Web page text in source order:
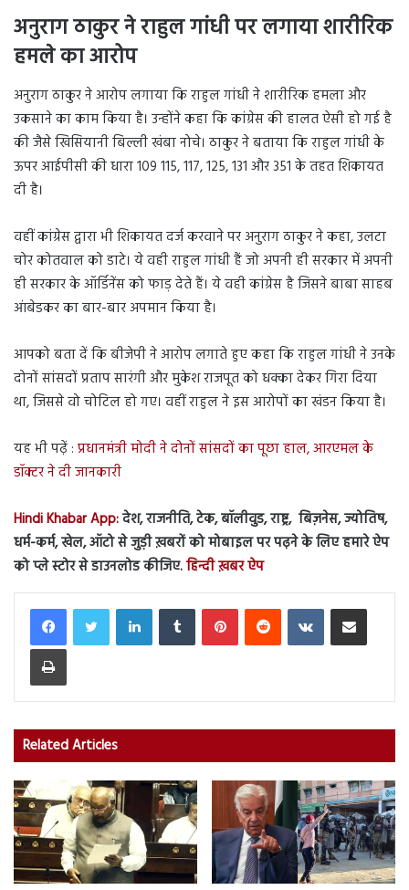
अनुराग ठाकुर ने राहुल गांधी पर लगाया शारीरिक
हमले का आरोप
अनुराग ठाकुर ने आरोप लगाया कि राहुल गांधी ने शारीरिक हमला और
उकसाने का काम किया है। उन्होंने कहा कि कांग्रेस की हालत ऐसी हो गई है
की जैसे खिसियानी बिल्ली खंबा नोचे। ठाकुर ने बताया कि राहुल गांधी के
ऊपर आईपीसी की धारा 109 115, 117, 125, 131 और 351 के तहत शिकायत
दी है।
वहीं कांग्रेस द्वारा भी शिकायत दर्ज करवाने पर अनुराग ठाकुर ने कहा, उलटा
चोर कोतवाल को डाटे। ये वही राहुल गांधी हैं जो अपनी ही सरकार में अपनी
ही सरकार के ऑर्डिनेंस को फाड़ देते हैं। ये वही कांग्रेस है जिसने बाबा साहब
आंबेडकर का बार-बार अपमान किया है।
आपको बता दें कि बीजेपी ने आरोप लगाते हुए कहा कि राहुल गांधी ने उनके
दोनों सांसदों प्रताप सारंगी और मुकेश राजपूत को धक्का देकर गिरा दिया
था, जिससे वो चोटिल हो गए। वहीं राहुल ने इस आरोपों का खंडन किया है।
यह भी पढ़ें : प्रधानमंत्री मोदी ने दोनों सांसदों का पूछा हाल, आरएमल के
डॉक्टर ने दी जानकारी
Hindi Khabar App:देश, राजनीति, टेक, बॉलीवुड, राष्ट्र, बिज़नेस, ज्योतिष,
धर्म-कर्म, खेल, ऑटो से जुड़ी ख़बरों को मोबाइल पर पढ़ने के लिए हमारे ऐप
को प्ले स्टोर से डाउनलोड कीजिए.हिन्दी ख़बर ऐप
LinkedInTumblr PinterestReddit VKontakteShare via Email
Print
Related Articles